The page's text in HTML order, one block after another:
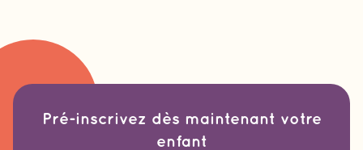
Pré-inscrivez dès maintenant votre
enfant